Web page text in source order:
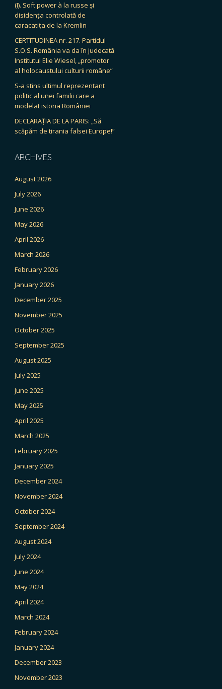
(I). Soft power à la russe și
disidența controlată de
caracatița de la Kremlin
CERTITUDINEA nr. 217. Partidul
S.O.S. România va da în judecată
Institutul Elie Wiesel, „promotor
al holocaustului culturii române”
S-a stins ultimul reprezentant
politic al unei familii care a
modelat istoria României
DECLARAȚIA DE LA PARIS: „Să
scăpăm de tirania falsei Europe!”
ARCHIVES
August 2026
July 2026
June 2026
May 2026
April 2026
March 2026
February 2026
January 2026
December 2025
November 2025
October 2025
September 2025
August 2025
July 2025
June 2025
May 2025
April 2025
March 2025
February 2025
January 2025
December 2024
November 2024
October 2024
September 2024
August 2024
July 2024
June 2024
May 2024
April 2024
March 2024
February 2024
January 2024
December 2023
November 2023